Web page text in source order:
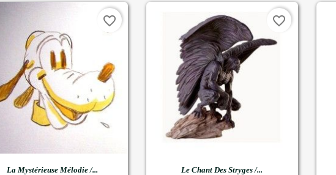
Aperçu rapide
La Mystérieuse Mélodie /...
favorite_border
 Aperçu rapide
Le Chant Des Stryges /...
favorite_border